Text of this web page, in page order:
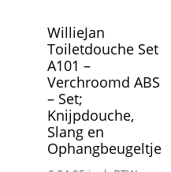
WillieJan
Toiletdouche Set
A101 –
Verchroomd ABS
– Set;
Knijpdouche,
Slang en
Ophangbeugeltje